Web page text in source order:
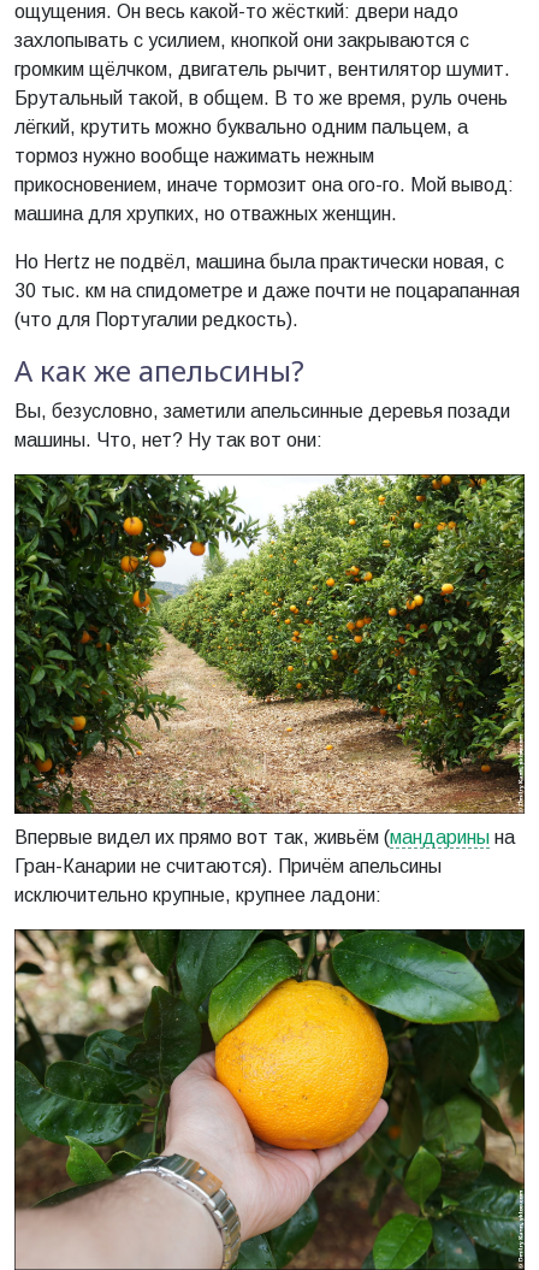
ощущения. Он весь какой-то жёсткий: двери надо
захлопывать с усилием, кнопкой они закрываются с
громким щёлчком, двигатель рычит, вентилятор шумит.
Брутальный такой, в общем. В то же время, руль очень
лёгкий, крутить можно буквально одним пальцем, а
тормоз нужно вообще нажимать нежным
прикосновением, иначе тормозит она ого-го. Мой вывод:
машина для хрупких, но отважных женщин.
Но Hertz не подвёл, машина была практически новая, с
30 тыс. км на спидометре и даже почти не поцарапанная
(что для Португалии редкость).
А как же апельсины?
Вы, безусловно, заметили апельсинные деревья позади
машины. Что, нет? Ну так вот они:
Впервые видел их прямо вот так, живьём (мандарины на
Гран-Канарии не считаются). Причём апельсины
исключительно крупные, крупнее ладони: